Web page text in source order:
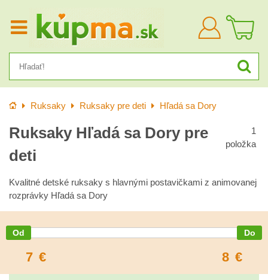
Prihlásiť
sa
Úvod Ruksaky Ruksaky pre deti Hľadá sa Dory
Ruksaky Hľadá sa Dory pre
deti
1
položka
Kvalitné detské ruksaky s hlavnými postavičkami z animovanej
rozprávky Hľadá sa Dory
7 € 8 €